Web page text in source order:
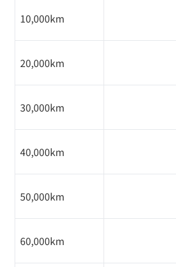
10,000km
20,000km
30,000km
40,000km
50,000km
60,000km